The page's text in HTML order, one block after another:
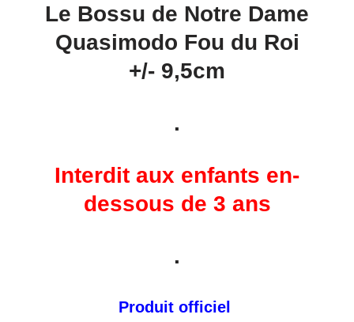
Le Bossu de Notre Dame
Quasimodo Fou du Roi
+/- 9,5cm
.
Interdit aux enfants en-
dessous de 3 ans
.
Produit officiel